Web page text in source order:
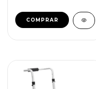
COMPRAR